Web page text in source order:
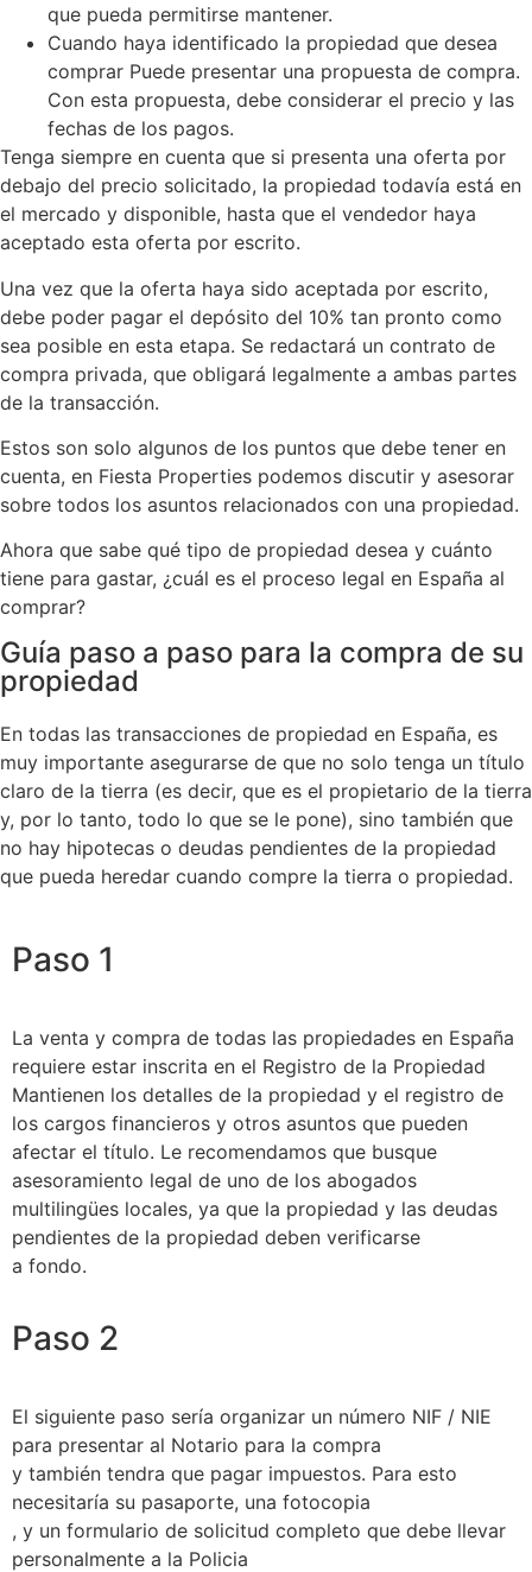
que pueda permitirse mantener.
Cuando haya identificado la propiedad que desea
comprar Puede presentar una propuesta de compra.
Con esta propuesta, debe considerar el precio y las
fechas de los pagos.
Tenga siempre en cuenta que si presenta una oferta por
debajo del precio solicitado, la propiedad todavía está en
el mercado y disponible, hasta que el vendedor haya
aceptado esta oferta por escrito.
Una vez que la oferta haya sido aceptada por escrito,
debe poder pagar el depósito del 10% tan pronto como
sea posible en esta etapa. Se redactará un contrato de
compra privada, que obligará legalmente a ambas partes
de la transacción.
Estos son solo algunos de los puntos que debe tener en
cuenta, en Fiesta Properties podemos discutir y asesorar
sobre todos los asuntos relacionados con una propiedad.
Ahora que sabe qué tipo de propiedad desea y cuánto
tiene para gastar, ¿cuál es el proceso legal en España al
comprar?
Guía paso a paso para la compra de su
propiedad
En todas las transacciones de propiedad en España, es
muy importante asegurarse de que no solo tenga un título
claro de la tierra (es decir, que es el propietario de la tierra
y, por lo tanto, todo lo que se le pone), sino también que
no hay hipotecas o deudas pendientes de la propiedad
que pueda heredar cuando compre la tierra o propiedad.
Paso 1
La venta y compra de todas las propiedades en España
requiere estar inscrita en el Registro de la Propiedad
Mantienen los detalles de la propiedad y el registro de
los cargos financieros y otros asuntos que pueden
afectar el título. Le recomendamos que busque
asesoramiento legal de uno de los abogados
multilingües locales, ya que la propiedad y las deudas
pendientes de la propiedad deben verificarse
a fondo.
Paso 2
El siguiente paso sería organizar un número NIF / NIE
para presentar al Notario para la compra
y también tendra que pagar impuestos. Para esto
necesitaría su pasaporte, una fotocopia
, y un formulario de solicitud completo que debe llevar
personalmente a la Policia